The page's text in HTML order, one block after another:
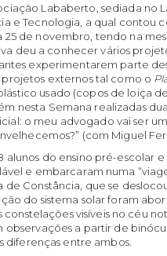
Lababerto, sediada no
e Tecnologia, a qual contou
de novembro, tendo na
deu a conhecer vários
experimentarem parte
externos tal como o
usado (copos de loiça
nesta Semana realizadas
o meu advogado vai ser
(com Miguel
alunos do ensino pré-escolar e
e embarcaram numa
Constância, que se
do sistema solar foram
visíveis no céu
a partir de
diferenças entre ambos.